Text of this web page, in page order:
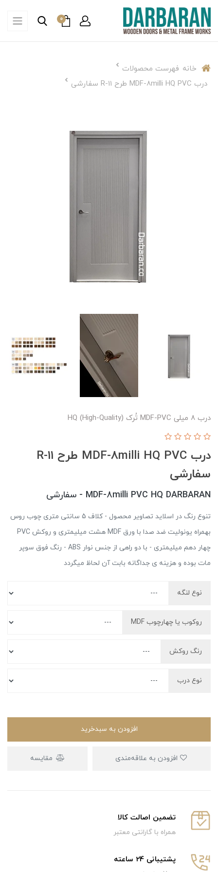
0
خانه فهرست محصولات
درب MDF-8milli HQ PVC طرح R-11 سفارشی
درب 8 میلی MDF-PVC تُرک HQ (High-Quality)
درب MDF-8milli HQ PVC طرح R-11
سفارشی
MDF-8milli PVC HQ DARBARAN - سفارشی
تنوع رنگ در اسلاید تصاویر محصول - کلاف 5 سانتی متری چوب روس
بهمراه یونولیت ضد صدا با ورق MDF هشت میلیمتری و روکش PVC
چهار دهم میلیمتری - با دو راهی از جنس نوار ABS - رنگ فوق سوپر
مات بوده و هزینه ی جداگانه بابت آن لحاظ میگردد
نوع لنگه
روکوب یا چهارچوب MDF
رنگ روکش
نوع درب
افزودن به سبدخرید
مقایسه
تضمین اصالت کالا
همراه با گارانتی معتبر
پشتیبانی 24 ساعته